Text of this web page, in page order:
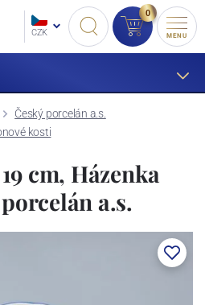
CZK
0
MENU
Český porcelán a.s.
kosti
cm, Házenka
a.s.